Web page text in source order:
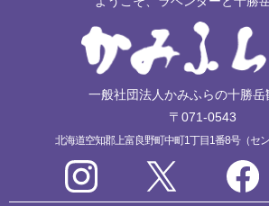
一般社団法人かみふらの十勝岳
〒071-0543
北海道空知郡上富良野町中町1丁目1番8号（セ